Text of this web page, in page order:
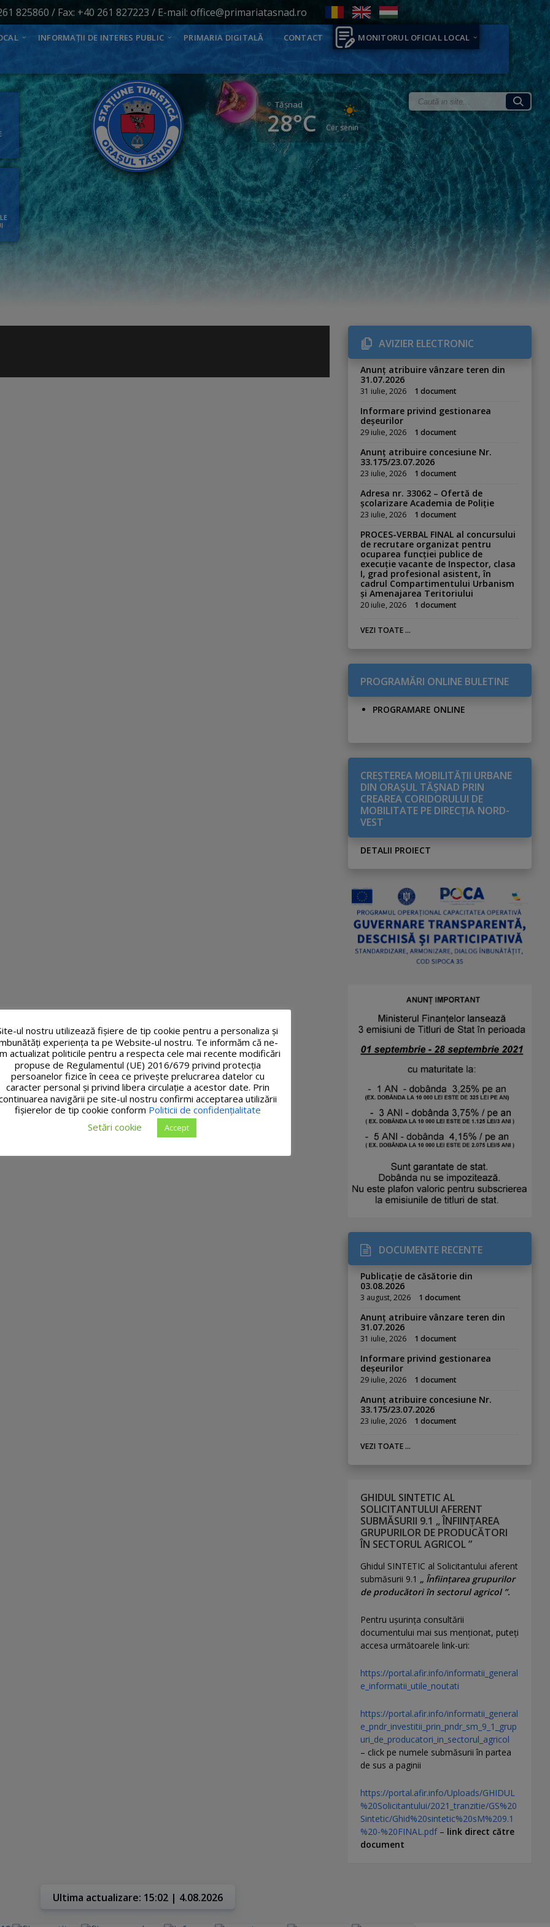
825860 / Fax: +40 261 827223 / E-mail: office@primariatasnad.ro
INFORMAȚII DE INTERES PUBLIC PRIMARIA DIGITALĂ CONTACT MONITORUL OFICIAL LOCAL
Tăşnad
28°C Cer senin
AVIZIER ELECTRONIC
Anunț atribuire vânzare teren din
31.07.2026
31 iulie, 2026 1 document
Informare privind gestionarea
deșeurilor
29 iulie, 2026 1 document
Anunț atribuire concesiune Nr.
33.175/23.07.2026
23 iulie, 2026 1 document
Adresa nr. 33062 – Ofertă de
școlarizare Academia de Poliție
23 iulie, 2026 1 document
PROCES-VERBAL FINAL al concursului
de recrutare organizat pentru
ocuparea funcției publice de
execuție vacante de Inspector, clasa
I, grad profesional asistent, în
cadrul Compartimentului Urbanism
și Amenajarea Teritoriului
20 iulie, 2026 1 document
VEZI TOATE ...
PROGRAMĂRI ONLINE BULETINE
PROGRAMARE ONLINE
CREŞTEREA MOBILITĂŢII URBANE
DIN ORAŞUL TĂŞNAD PRIN
CREAREA CORIDORULUI DE
MOBILITATE PE DIRECŢIA NORD-
VEST
DETALII PROIECT
DOCUMENTE RECENTE
Publicație de căsătorie din
03.08.2026
3 august, 2026 1 document
Anunț atribuire vânzare teren din
31.07.2026
31 iulie, 2026 1 document
Informare privind gestionarea
deșeurilor
29 iulie, 2026 1 document
Anunț atribuire concesiune Nr.
33.175/23.07.2026
23 iulie, 2026 1 document
VEZI TOATE ...
GHIDUL SINTETIC AL
SOLICITANTULUI AFERENT
SUBMĂSURII 9.1 „ ÎNFIINȚAREA
GRUPURILOR DE PRODUCĂTORI
ÎN SECTORUL AGRICOL ”
Ghidul SINTETIC al Solicitantului aferent
submăsurii 9.1 „ Înființarea grupurilor
de producători în sectorul agricol ”.
Pentru uşurinţa consultării
documentului mai sus menţionat, puteţi
accesa următoarele link-uri:
https://portal.afir.info/informatii_general
e_informatii_utile_noutati
https://portal.afir.info/informatii_general
e_pndr_investitii_prin_pndr_sm_9_1_grup
uri_de_producatori_in_sectorul_agricol
– click pe numele submăsurii în partea
de sus a paginii
https://portal.afir.info/Uploads/GHIDUL
%20Solicitantului/2021_tranzitie/GS%20
Sintetic/Ghid%20sintetic%20sM%209.1
%20-%20FINAL.pdf– link direct către
document
Ultima actualizare: 15:02 | 4.08.2026
ul nostru utilizează fişiere de tip cookie pentru a personaliza și
experiența ta pe Website-ul nostru. Te informăm că ne-
actualizat politicile pentru a respecta cele mai recente modificări
propuse de Regulamentul (UE) 2016/679 privind protecția
persoanelor fizice în ceea ce privește prelucrarea datelor cu
caracter personal și privind libera circulație a acestor date. Prin
navigării pe site-ul nostru confirmi acceptarea utilizării
fişierelor de tip cookie conform Politicii de confidențialitate
Setări cookie
Accept